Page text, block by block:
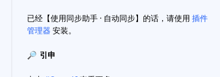
已经【使用同步助手 · 自动同步】的话，请使用 插件
管理器 安装。
🔎 引申